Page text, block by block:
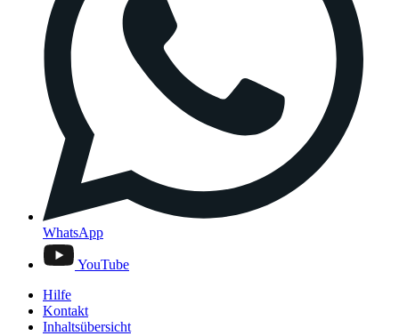
WhatsApp
YouTube
Hilfe
Kontakt
Inhaltsübersicht